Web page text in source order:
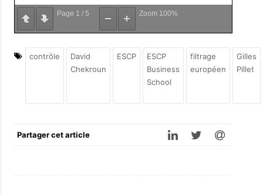
Page 1 / 5 Zoom 100%
contrôle
David
Chekroun
ESCP
ESCP
Business
School
filtrage
européen
Gilles
Pillet
Partager cet article